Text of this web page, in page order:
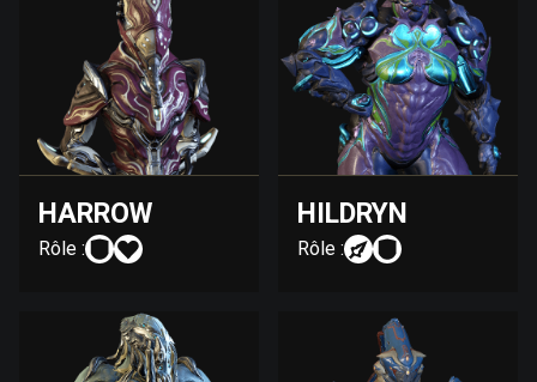
HARROW
Rôle :
HILDRYN
Rôle :